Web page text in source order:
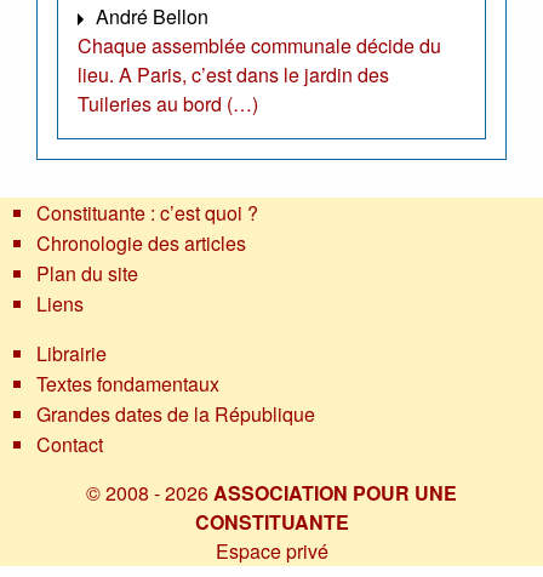
André Bellon
Chaque assemblée communale décide du
lieu. A Paris, c’est dans le jardin des
Tuileries au bord (…)
Constituante : c’est quoi ?
Chronologie des articles
Plan du site
Liens
Librairie
Textes fondamentaux
Grandes dates de la République
Contact
© 2008 - 2026ASSOCIATION POUR UNE
CONSTITUANTE
Espace privé